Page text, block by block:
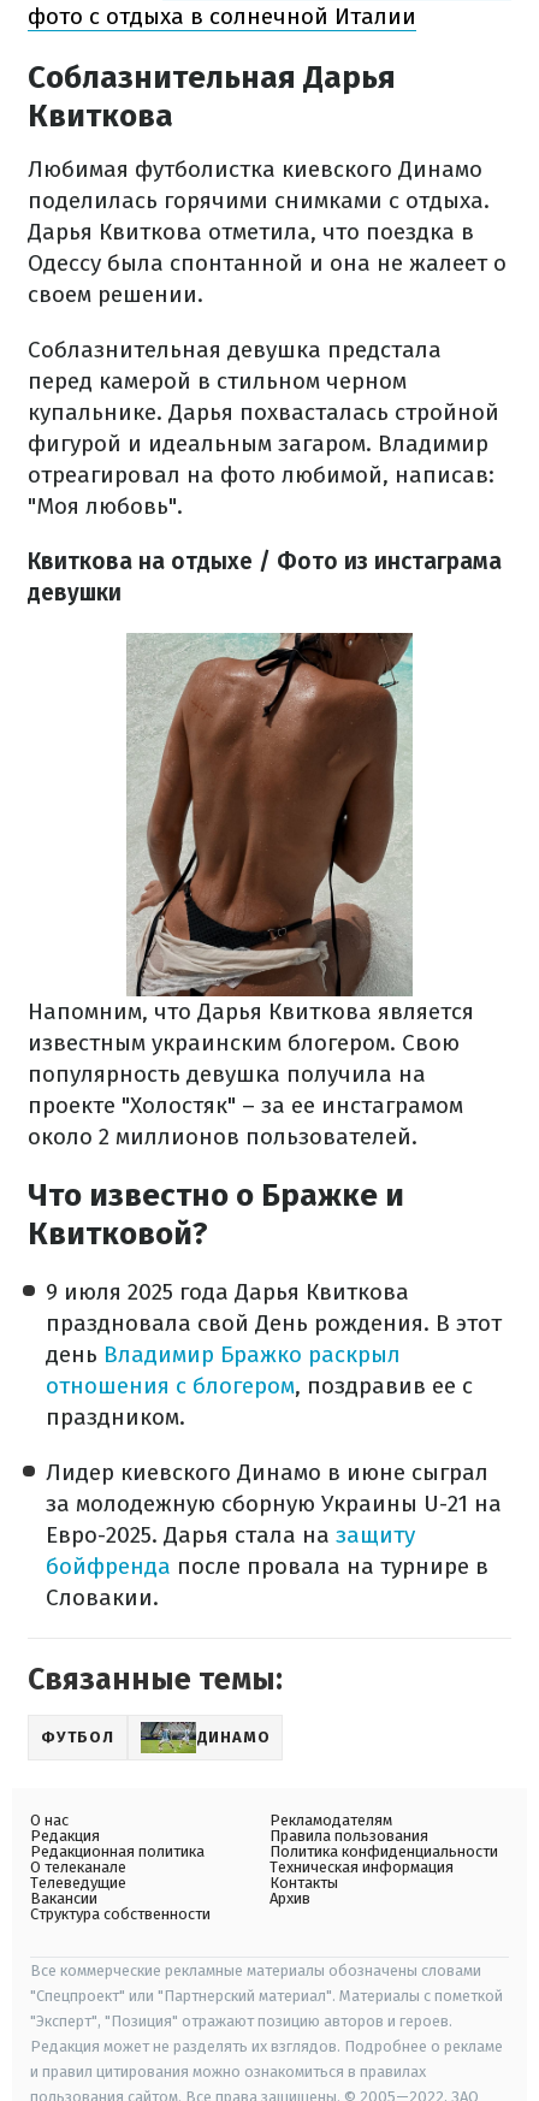
фото с отдыха в солнечной Италии
Соблазнительная Дарья
Квиткова
Любимая футболистка киевского Динамо
поделилась горячими снимками с отдыха.
Дарья Квиткова отметила, что поездка в
Одессу была спонтанной и она не жалеет о
своем решении.
Соблазнительная девушка предстала
перед камерой в стильном черном
купальнике. Дарья похвасталась стройной
фигурой и идеальным загаром. Владимир
отреагировал на фото любимой, написав:
"Моя любовь".
Квиткова на отдыхе / Фото из инстаграма
девушки
Напомним, что Дарья Квиткова является
известным украинским блогером. Свою
популярность девушка получила на
проекте "Холостяк" – за ее инстаграмом
около 2 миллионов пользователей.
Что известно о Бражке и
Квитковой?
9 июля 2025 года Дарья Квиткова
праздновала свой День рождения. В этот
день Владимир Бражко раскрыл
отношения с блогером, поздравив ее с
праздником.
Лидер киевского Динамо в июне сыграл
за молодежную сборную Украины U-21 на
Евро-2025. Дарья стала на защиту
бойфренда после провала на турнире в
Словакии.
Связанные темы:
ФУТБОЛ ДИНАМО
О нас
Редакция
Редакционная политика
О телеканале
Телеведущие
Вакансии
Структура собственности
Рекламодателям
Правила пользования
Политика конфиденциальности
Техническая информация
Контакты
Архив
Все коммерческие рекламные материалы обозначены словами
"Спецпроект" или "Партнерский материал". Материалы с пометкой
"Эксперт", "Позиция" отражают позицию авторов и героев.
Редакция может не разделять их взглядов. Подробнее о рекламе
и правил цитирования можно ознакомиться в правилах
пользования сайтом. Все права защищены. © 2005—2022, ЗАО